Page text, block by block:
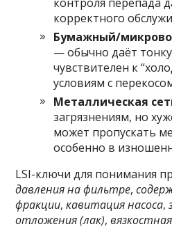
корректного
Бумажный/
— обычно даёт
чувствителен к
условиям с
Металлическая
загрязнениям, но
может пропускать
особенно в
LSI-ключи для понимания
давления на фильтре,
фракции,кавитация насоса,
отложения (лак),